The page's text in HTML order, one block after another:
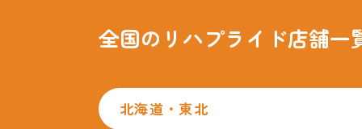
全国のリハプライド店舗一
北海道・東北